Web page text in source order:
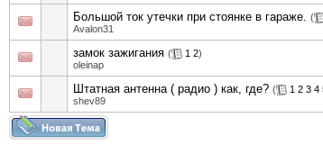
Большой ток утечки при стоянке в гараже. (
Avalon31
замок зажигания ( 1 2)
oleinap
Штатная антенна ( радио ) как, где? ( 1 2 3 4
shev89